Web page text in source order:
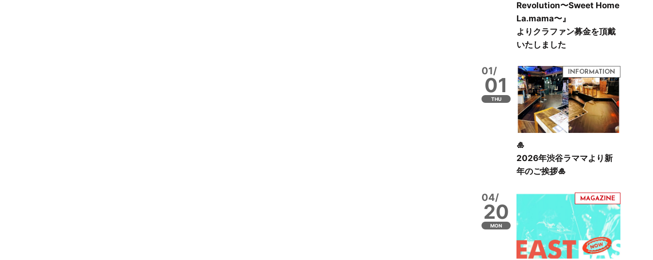
Revolution〜Sweet Home
La.mama〜』
よりクラファン募金を頂戴
いたしました
01/
01
THU
🎍
2026年渋谷ラママより新
年のご挨拶🎍
04/
20
MON